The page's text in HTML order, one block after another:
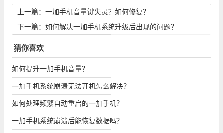
上一篇： 一加手机音量键失灵？如何修复？
下一篇： 如何解决一加手机系统升级后出现的问题？
猜你喜欢
如何提升一加手机音量？
一加手机系统崩溃无法开机怎么解决？
如何处理频繁自动重启的一加手机？
一加手机系统崩溃后能恢复数据吗？